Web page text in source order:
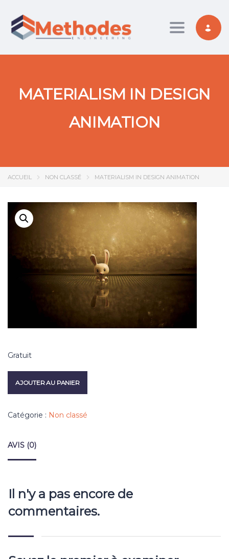
Toggle
MATERIALISM IN DESIGN
ANIMATION
ACCUEIL NON CLASSÉ MATERIALISM IN DESIGN ANIMATION
Gratuit
AJOUTER AU PANIER
Catégorie : Non classé
AVIS (0)
Il n'y a pas encore de
commentaires.